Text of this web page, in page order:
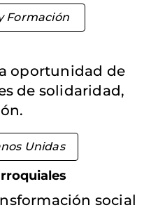
Formación
oportunidad de
de solidaridad,
Unidas
social